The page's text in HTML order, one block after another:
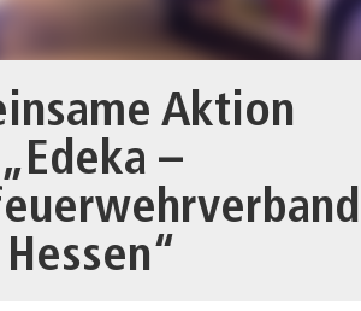
Aktion
„Edeka –
Hessen“